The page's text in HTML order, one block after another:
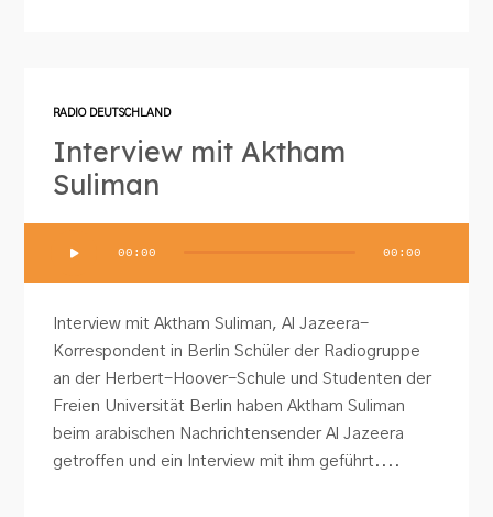
RADIO DEUTSCHLAND
Interview mit Aktham
Suliman
00:00 00:00
Interview mit Aktham Suliman, Al Jazeera-
Korrespondent in Berlin Schüler der Radiogruppe
an der Herbert-Hoover-Schule und Studenten der
Freien Universität Berlin haben Aktham Suliman
beim arabischen Nachrichtensender Al Jazeera
getroffen und ein Interview mit ihm geführt....